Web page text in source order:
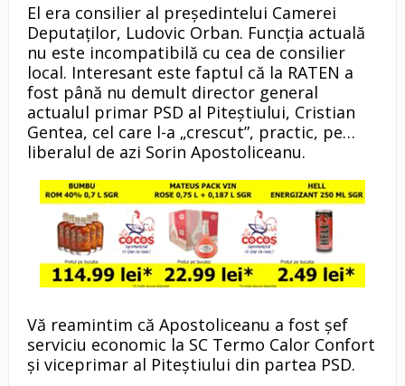
El era consilier al președintelui Camerei
Deputaților, Ludovic Orban. Funcția actuală
nu este incompatibilă cu cea de consilier
local. Interesant este faptul că la RATEN a
fost până nu demult director general
actualul primar PSD al Piteștiului, Cristian
Gentea, cel care l-a „crescut”, practic, pe…
liberalul de azi Sorin Apostoliceanu.
Vă reamintim că Apostoliceanu a fost șef
serviciu economic la SC Termo Calor Confort
și viceprimar al Piteștiului din partea PSD.